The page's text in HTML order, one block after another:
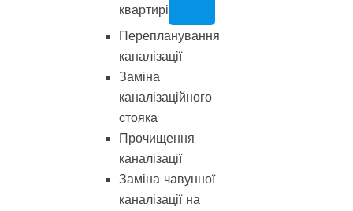
квартирі
Перепланування
каналізації
Заміна
каналізаційного
стояка
Прочищення
каналізації
Заміна чавунної
каналізації на